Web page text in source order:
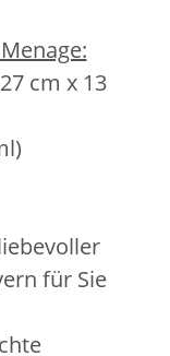
cm x 13
für Sie